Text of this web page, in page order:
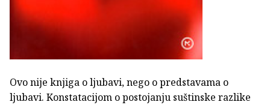
Ovo nije knjiga o ljubavi, nego o predstavama o
ljubavi. Konstatacijom o postojanju suštinske razlike